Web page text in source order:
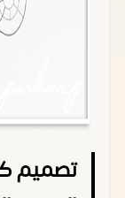
تصميم